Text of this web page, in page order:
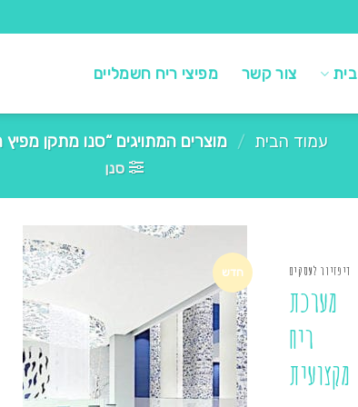
בית צור קשר מפיצי ריח חשמליים
עמוד הבית / מוצרים המתויגים “סנו מתקן מפיץ
סנן
דיפזיור לעסקים
מערכת
ריח
מקצועית
חדש